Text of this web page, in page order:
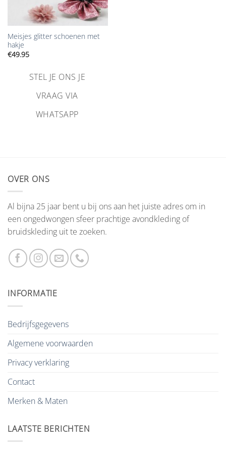
Meisjes glitter schoenen met
hakje
€49.95
STEL JE ONS JE
VRAAG VIA
WHATSAPP
OVER ONS
Al bijna 25 jaar bent u bij ons aan het juiste adres om in
een ongedwongen sfeer prachtige avondkleding of
bruidskleding uit te zoeken.
INFORMATIE
Bedrijfsgegevens
Algemene voorwaarden
Privacy verklaring
Contact
Merken & Maten
LAATSTE BERICHTEN